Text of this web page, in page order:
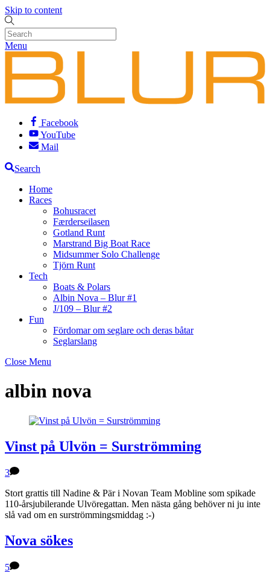
Skip to content
Menu
Facebook
YouTube
Mail
Search
Home
Races
Bohusracet
Færderseilasen
Gotland Runt
Marstrand Big Boat Race
Midsummer Solo Challenge
Tjörn Runt
Tech
Boats & Polars
Albin Nova – Blur #1
J/109 – Blur #2
Fun
Fördomar om seglare och deras båtar
Seglarslang
Close Menu
albin nova
Vinst på Ulvön = Surströmming
3
Stort grattis till Nadine & Pär i Novan Team Mobline som spikade
110-årsjubilerande Ulvöregattan. Men nästa gång behöver ni ju inte
slå vad om en surströmmingsmiddag :-)
Nova sökes
5